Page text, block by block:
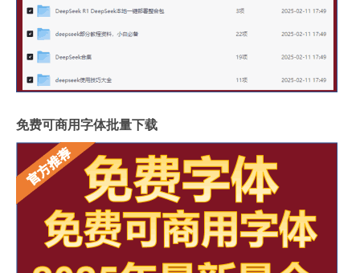
免费可商用字体批量下载